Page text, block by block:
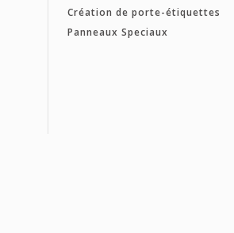
Création de porte-étiquettes
Panneaux Speciaux